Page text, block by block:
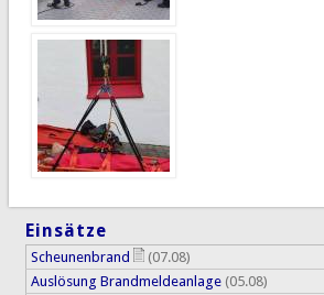
Einsätze
Scheunenbrand
(07.08)
Auslösung Brandmeldeanlage (05.08)